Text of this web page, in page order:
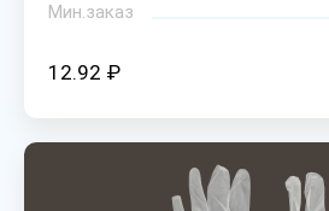
Мин.заказ
12.92 ₽